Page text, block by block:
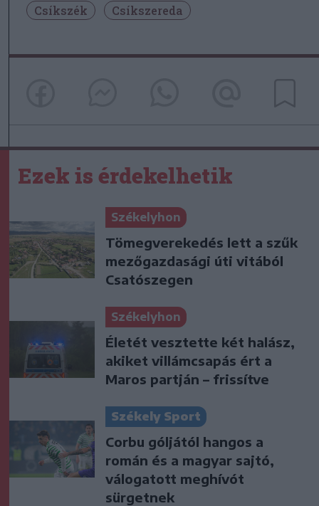
Csíkszék Csíkszereda
Ezek is érdekelhetik
Székelyhon
Tömegverekedés lett a szűk
mezőgazdasági úti vitából
Csatószegen
Székelyhon
Életét vesztette két halász,
akiket villámcsapás ért a
Maros partján – frissítve
Székely Sport
Corbu góljától hangos a
román és a magyar sajtó,
válogatott meghívót
sürgetnek